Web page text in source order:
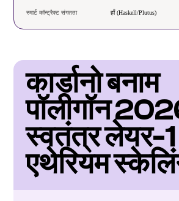
स्मार्ट कॉन्ट्रैक्ट संगतता हाँ (Haskell/Plutus)
कार्डानो बनाम
पॉलीगॉन
स्वतंत्र लेयर-1
एथेरियम